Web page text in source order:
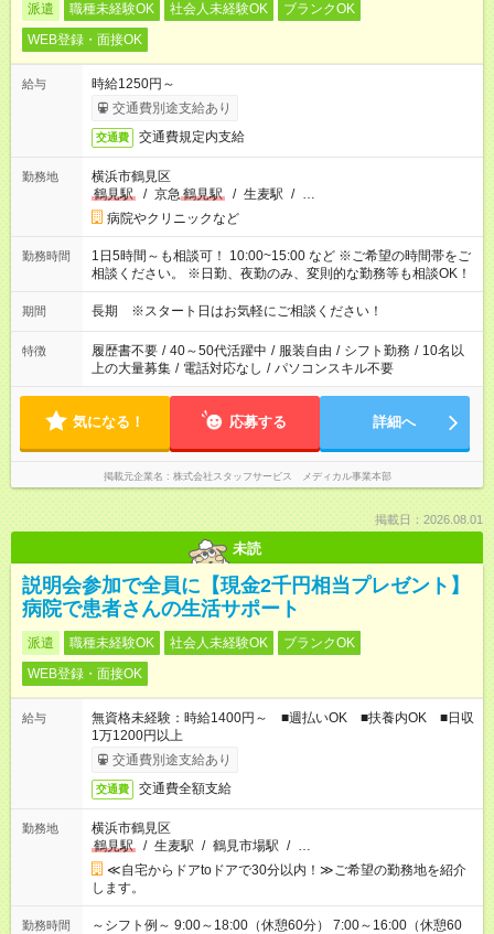
派遣 職種未経験OK 社会人未経験OK
ブランクOK
WEB登録・面接OK
給与
時給1250円～
交通費別途支給あり
交通費 交通費規定内支給
勤務地
横浜市鶴見区
鶴見駅
/ 京急 鶴見駅 / 生麦駅 / …
病院やクリニックなど
勤務時間
1日5時間～も相談可！ 10:00~15:00 など ※ご希望の時間帯をご
相談ください。 ※日勤、夜勤のみ、変則的な勤務等も相談OK！
期間 長期 ※スタート日はお気軽にご相談ください！
特徴 履歴書不要 / 40～50代活躍中 / 服装自由 / シフト勤務 / 10名以
上の大量募集 / 電話対応なし / パソコンスキル不要
気になる！ 応募する 詳細へ
掲載元企業名 株式会社スタッフサービス メディカル事業本部
掲載日：2026.08.01
未読
説明会参加で全員に【現金2千円相当プレゼント】
病院で患者さんの生活サポート
派遣 職種未経験OK 社会人未経験OK
ブランクOK
WEB登録・面接OK
給与
無資格未経験：時給1400円～ ■週払いOK ■扶養内OK ■日収
1万1200円以上
交通費別途支給あり
交通費 交通費全額支給
勤務地
横浜市鶴見区
鶴見駅
/ 生麦駅 / 鶴見市場駅 / …
≪自宅からドアtoドアで30分以内！≫ご希望の勤務地を紹介
します。
勤務時間
～シフト例～ 9:00～18:00（休憩60分） 7:00～16:00（休憩60